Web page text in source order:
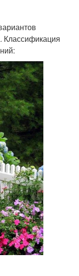
Классификация